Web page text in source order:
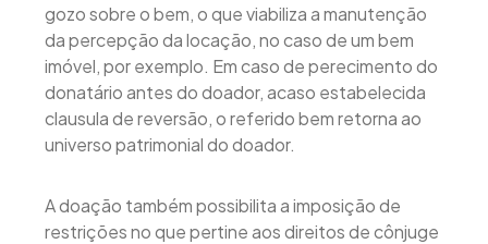
gozo sobre o bem, o que viabiliza a manutenção
da percepção da locação, no caso de um bem
imóvel, por exemplo. Em caso de perecimento do
donatário antes do doador, acaso estabelecida
clausula de reversão, o referido bem retorna ao
universo patrimonial do doador.
A doação também possibilita a imposição de
restrições no que pertine aos direitos de cônjuge